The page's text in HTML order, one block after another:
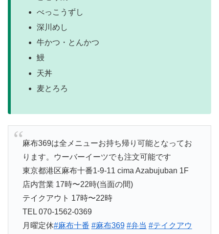
べっこうずし
深川めし
牛かつ・とんかつ
鰻
天丼
麦とろろ
麻布369は全メニューお持ち帰り可能となってお
ります。ウーバーイーツでも注文可能です
東京都港区麻布十番1-9-11 cima Azabujuban 1F
店内営業 17時〜22時(当面の間)
テイクアウト 17時〜22時
TEL 070-1562-0369
月曜定休#麻布十番 #麻布369 #弁当 #テイクアウ